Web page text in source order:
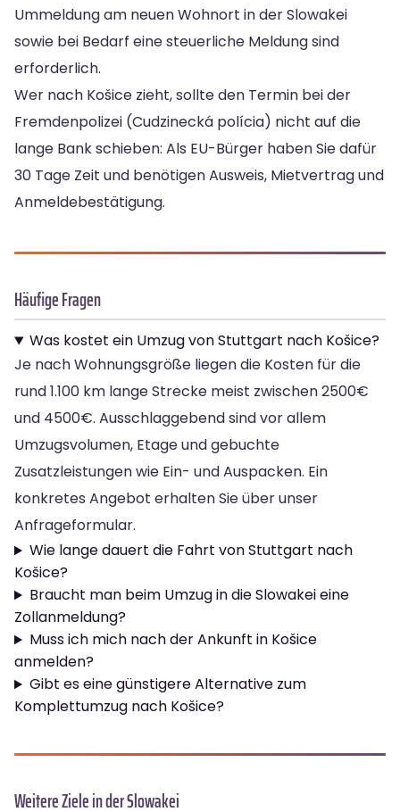
Ummeldung am neuen Wohnort in der Slowakei
sowie bei Bedarf eine steuerliche Meldung sind
erforderlich.
Wer nach Košice zieht, sollte den Termin bei der
Fremdenpolizei (Cudzinecká polícia) nicht auf die
lange Bank schieben: Als EU-Bürger haben Sie dafür
30 Tage Zeit und benötigen Ausweis, Mietvertrag und
Anmeldebestätigung.
Häufige Fragen
Was kostet ein Umzug von Stuttgart nach Košice?
Je nach Wohnungsgröße liegen die Kosten für die
rund 1.100 km lange Strecke meist zwischen 2500€
und 4500€. Ausschlaggebend sind vor allem
Umzugsvolumen, Etage und gebuchte
Zusatzleistungen wie Ein- und Auspacken. Ein
konkretes Angebot erhalten Sie über unser
Anfrageformular.
Wie lange dauert die Fahrt von Stuttgart nach
Košice?
Braucht man beim Umzug in die Slowakei eine
Zollanmeldung?
Muss ich mich nach der Ankunft in Košice
anmelden?
Gibt es eine günstigere Alternative zum
Komplettumzug nach Košice?
Weitere Ziele in der Slowakei